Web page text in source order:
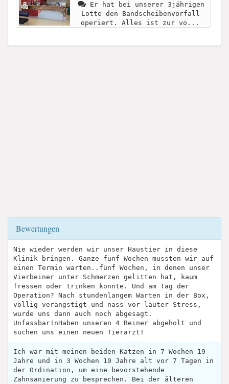
Er hat bei unserer 3jährigen
Lotte den Bandscheibenvorfall
operiert. Alles ist zur vo...
Bewertungen
Nie wieder werden wir unser Haustier in diese
Klinik bringen. Ganze fünf Wochen mussten wir auf
einen Termin warten..fünf Wochen, in denen unser
Vierbeiner unter Schmerzen gelitten hat, kaum
fressen oder trinken konnte. Und am Tag der
Operation? Nach stundenlangem Warten in der Box,
völlig verängstigt und nass vor lauter Stress,
wurde uns dann auch noch abgesagt.
Unfassbar!nHaben unseren 4 Beiner abgeholt und
suchen uns einen neuen Tierarzt!
Ich war mit meinen beiden Katzen in 7 Wochen 19
Jahre und in 3 Wochen 10 Jahre alt vor 7 Tagen in
der Ordination, um eine bevorstehende
Zahnsanierung zu besprechen. Bei der älteren